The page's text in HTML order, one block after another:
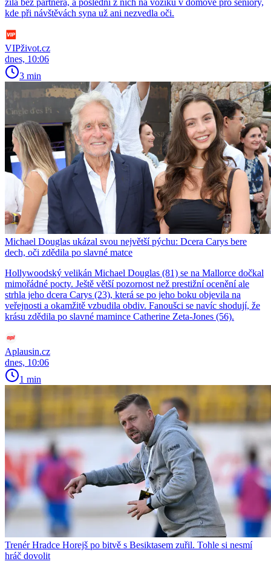
kde při návštěvách syna už ani nezvedla oči.
VIPživot.cz
dnes, 10:06
3 min
Michael Douglas ukázal svou největší pýchu: Dcera Carys bere
dech, oči zdědila po slavné matce
Hollywoodský velikán Michael Douglas (81) se na Mallorce dočkal
mimořádné pocty. Ještě větší pozornost než prestižní ocenění ale
strhla jeho dcera Carys (23), která se po jeho boku objevila na
veřejnosti a okamžitě vzbudila obdiv. Fanoušci se navíc shodují, že
krásu zdědila po slavné mamince Catherine Zeta-Jones (56).
Aplausin.cz
dnes, 10:06
1 min
Trenér Hradce Horejš po bitvě s Besiktasem zuřil. Tohle si nesmí
hráč dovolit